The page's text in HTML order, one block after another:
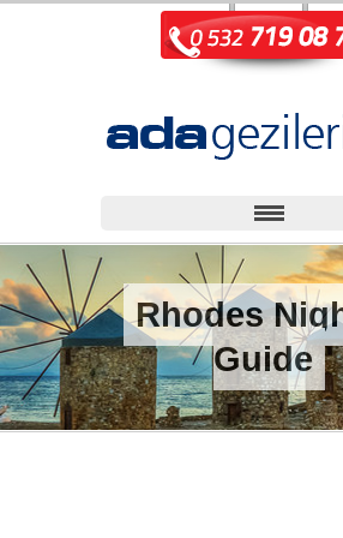
Rhodes
Guide